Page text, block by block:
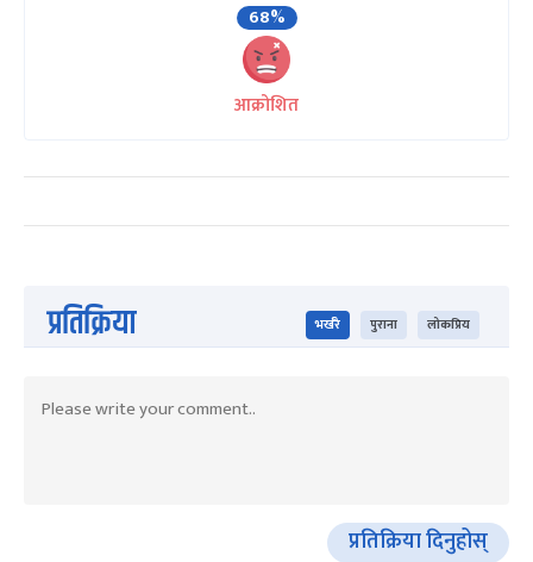
68%
आक्रोशित
प्रतिक्रिया भर्खरै पुराना लोकप्रिय
प्रतिक्रिया दिनुहोस्